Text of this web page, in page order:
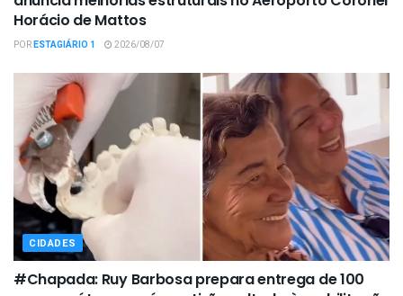
Horácio de Mattos
PORESTAGIÁRIO 1 2026/08/07
CIDADES
#Chapada: Ruy Barbosa prepara entrega de 100